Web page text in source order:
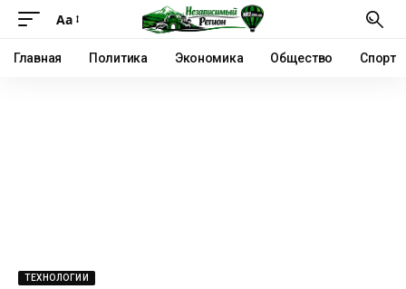
Аа
Главная Политика Экономика Общество Спорт
ТЕХНОЛОГИИ